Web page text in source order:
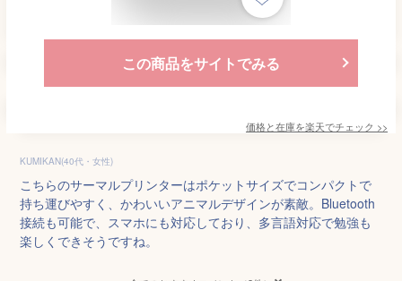
この商品をサイトでみる
価格と在庫を楽天でチェック >>
KUMIKAN(40代・女性)
こちらのサーマルプリンターはポケットサイズでコンパクトで
持ち運びやすく、かわいいアニマルデザインが素敵。Bluetooth
接続も可能で、スマホにも対応しており、多言語対応で勉強も
楽しくできそうですね。